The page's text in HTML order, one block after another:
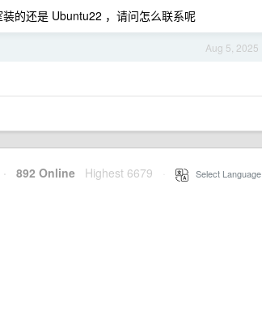
的还是 Ubuntu22 ，请问怎么联系呢
Aug 5, 2025
· 892 Online Highest 6679 Select Language